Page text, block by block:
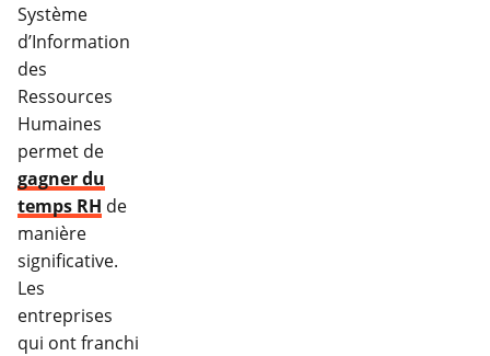
Système
d’Information
des
Ressources
Humaines
permet de
gagner du
temps RH de
manière
significative.
Les
entreprises
qui ont franchi